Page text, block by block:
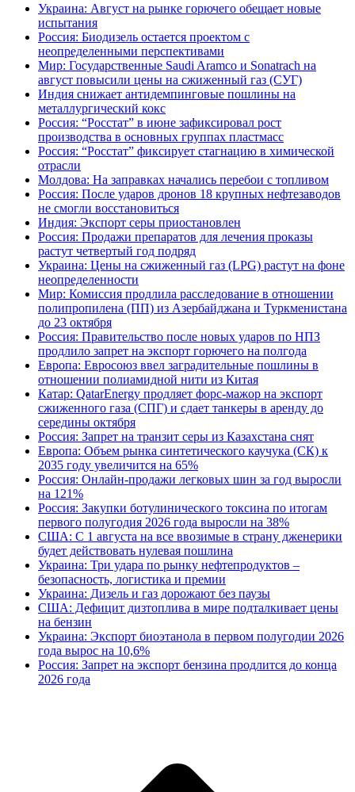
Украина: Август на рынке горючего обещает новые
испытания
Россия: Биодизель остается проектом с
неопределенными перспективами
Мир: Государственные Saudi Aramco и Sonatrach на
август повысили цены на сжиженный газ (СУГ)
Индия снижает антидемпинговые пошлины на
металлургический кокс
Россия: “Росстат” в июне зафиксировал рост
производства в основных группах пластмасс
Россия: “Росстат” фиксирует стагнацию в химической
отрасли
Молдова: На заправках начались перебои с топливом
Россия: После ударов дронов 18 крупных нефтезаводов
не смогли восстановиться
Индия: Экспорт серы приостановлен
Россия: Продажи препаратов для лечения проказы
растут четвертый год подряд
Украина: Цены на сжиженный газ (LPG) растут на фоне
неопределенности
Мир: Комиссия продлила расследование в отношении
полипропилена (ПП) из Азербайджана и Туркменистана
до 23 октября
Россия: Правительство после новых ударов по НПЗ
продлило запрет на экспорт горючего на полгода
Европа: Евросоюз ввел заградительные пошлины в
отношении полиамидной нити из Китая
Катар: QatarEnergy продляет форс-мажор на экспорт
сжиженного газа (СПГ) и сдает танкеры в аренду до
середины октября
Россия: Запрет на транзит серы из Казахстана снят
Европа: Объем рынка синтетического каучука (СК) к
2035 году увеличится на 65%
Россия: Онлайн-продажи легковых шин за год выросли
на 121%
Россия: Закупки ботулинического токсина по итогам
первого полугодия 2026 года выросли на 38%
США: С 1 августа на все ввозимые в страну дженерики
будет действовать нулевая пошлина
Украина: Три удара по рынку нефтепродуктов –
безопасность, логистика и премии
Украина: Дизель и газ дорожают без паузы
США: Дефицит дизтоплива в мире подталкивает цены
на бензин
Украина: Экспорт биоэтанола в первом полугодии 2026
года вырос на 10,6%
Россия: Запрет на экспорт бензина продлится до конца
2026 года